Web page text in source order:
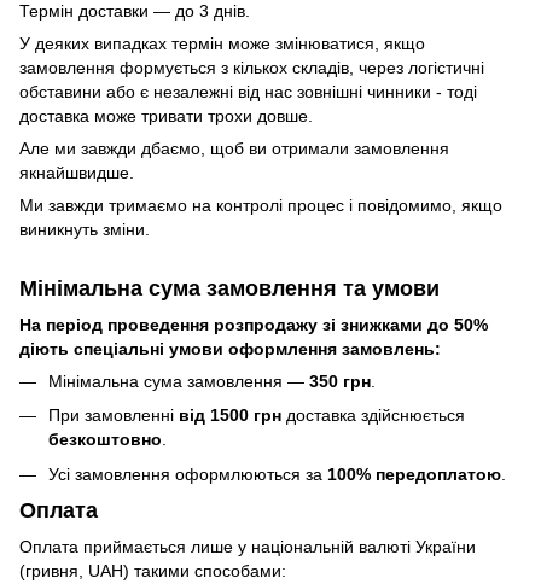
Термін доставки — до 3 днів.
У деяких випадках термін може змінюватися, якщо
замовлення формується з кількох складів, через логістичні
обставини або є незалежні від нас зовнішні чинники - тоді
доставка може тривати трохи довше.
Але ми завжди дбаємо, щоб ви отримали замовлення
якнайшвидше.
Ми завжди тримаємо на контролі процес і повідомимо, якщо
виникнуть зміни.
Мінімальна сума замовлення та умови
На період проведення розпродажу зі знижками до 50%
діють спеціальні умови оформлення замовлень:
Мінімальна сума замовлення — 350 грн
При замовленні від 1500 грн доставка здійснюється
безкоштовно.
Усі замовлення оформлюються за 100% передоплатою
Оплата
Оплата приймається лише у національній валюті України
(гривня, UAH) такими способами: